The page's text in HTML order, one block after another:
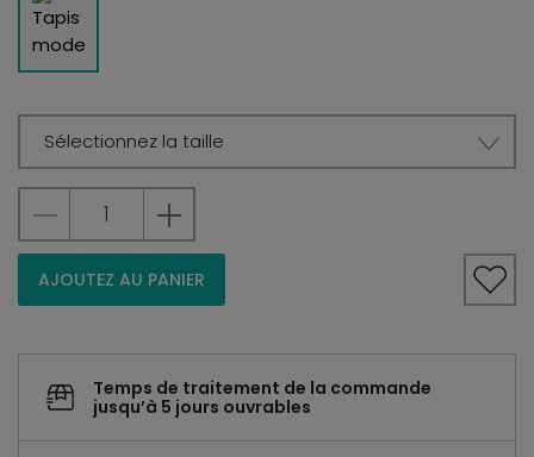
Sélectionnez la taille
AJOUTEZ AU PANIER
Temps de traitement de la commande
jusqu’à 5 jours ouvrables